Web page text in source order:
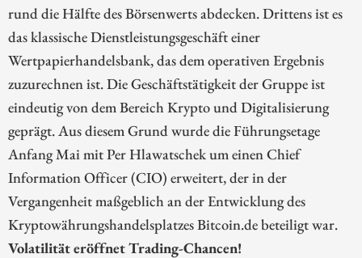
rund die Hälfte des Börsenwerts abdecken. Drittens ist es
das klassische Dienstleistungsgeschäft einer
Wertpapierhandelsbank, das dem operativen Ergebnis
zuzurechnen ist. Die Geschäftstätigkeit der Gruppe ist
eindeutig von dem Bereich Krypto und Digitalisierung
geprägt. Aus diesem Grund wurde die Führungsetage
Anfang Mai mit Per Hlawatschek um einen Chief
Information Officer (CIO) erweitert, der in der
Vergangenheit maßgeblich an der Entwicklung des
Kryptowährungshandelsplatzes Bitcoin.de beteiligt war.
Volatilität eröffnet Trading-Chancen!